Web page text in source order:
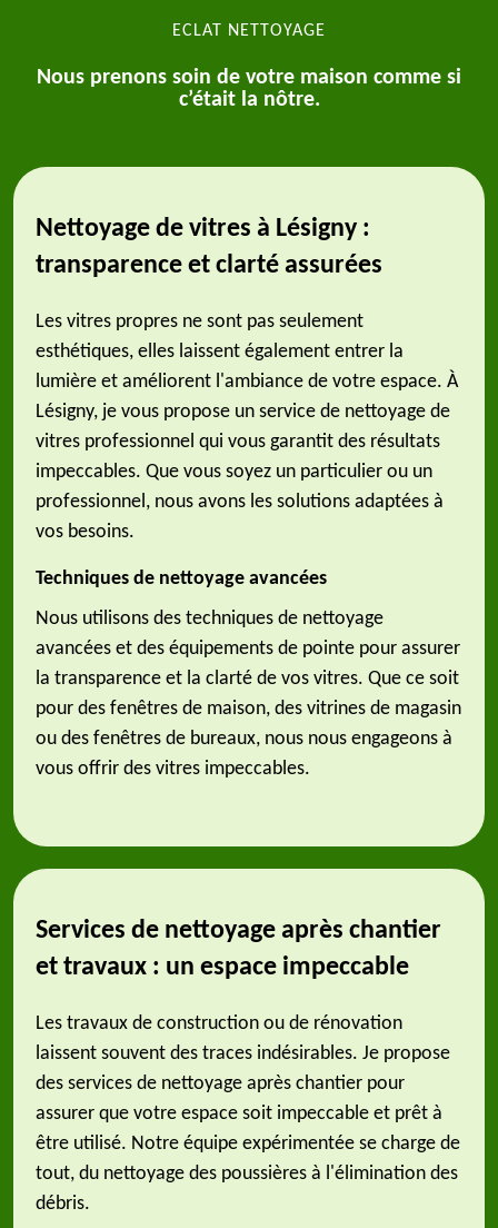
ECLAT NETTOYAGE
Nous prenons soin de votre maison comme si
c’était la nôtre.
Nettoyage de vitres à Lésigny :
transparence et clarté assurées
Les vitres propres ne sont pas seulement
esthétiques, elles laissent également entrer la
lumière et améliorent l'ambiance de votre espace. À
Lésigny, je vous propose un service de nettoyage de
vitres professionnel qui vous garantit des résultats
impeccables. Que vous soyez un particulier ou un
professionnel, nous avons les solutions adaptées à
vos besoins.
Techniques de nettoyage avancées
Nous utilisons des techniques de nettoyage
avancées et des équipements de pointe pour assurer
la transparence et la clarté de vos vitres. Que ce soit
pour des fenêtres de maison, des vitrines de magasin
ou des fenêtres de bureaux, nous nous engageons à
vous offrir des vitres impeccables.
Services de nettoyage après chantier
et travaux : un espace impeccable
Les travaux de construction ou de rénovation
laissent souvent des traces indésirables. Je propose
des services de nettoyage après chantier pour
assurer que votre espace soit impeccable et prêt à
être utilisé. Notre équipe expérimentée se charge de
tout, du nettoyage des poussières à l'élimination des
débris.